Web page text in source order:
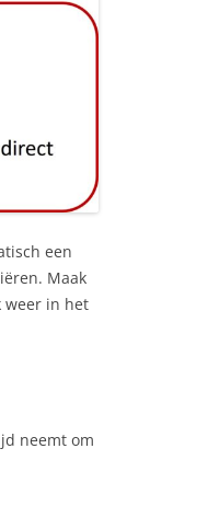
een
Maak
weer in het
neemt om